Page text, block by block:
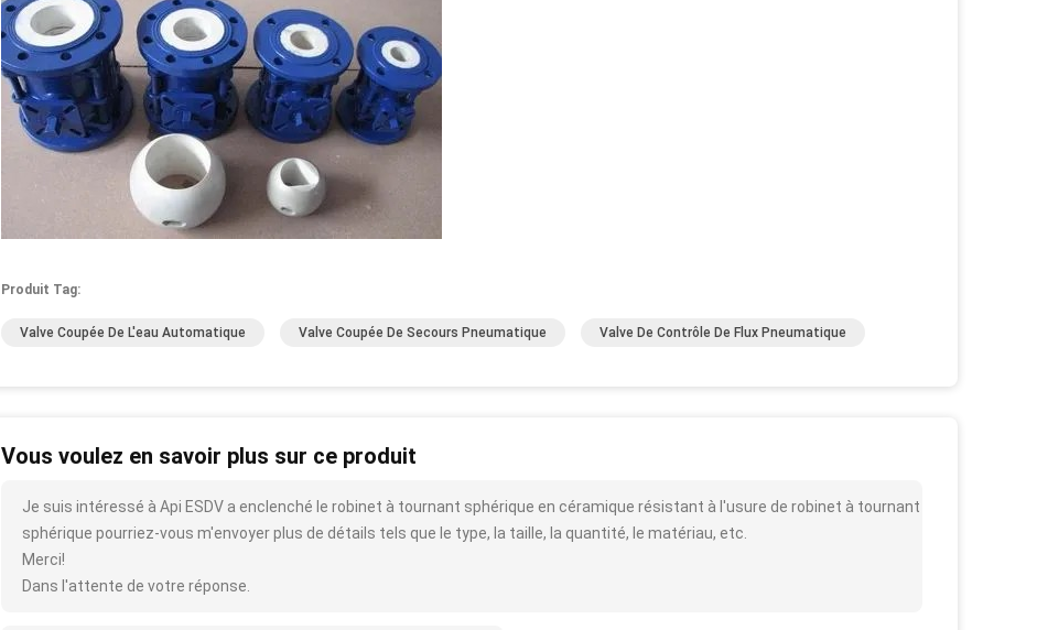
Produit Tag:
Valve Coupée De L'eau Automatique Valve Coupée De Secours Pneumatique Valve De Contrôle De Flux Pneumatique
Vous voulez en savoir plus sur ce produit
Je suis intéressé à Api ESDV a enclenché le robinet à tournant sphérique en céramique résistant à l'usure de robinet à tournant
sphérique pourriez-vous m'envoyer plus de détails tels que le type, la taille, la quantité, le matériau, etc.
Merci!
Dans l'attente de votre réponse.